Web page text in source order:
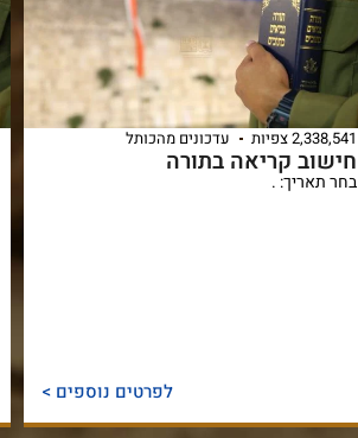
2,338,541 צפיות עדכונים מהכותל
חישוב קריאה בתורה
בחר תאריך: .
לפרטים נוספים >